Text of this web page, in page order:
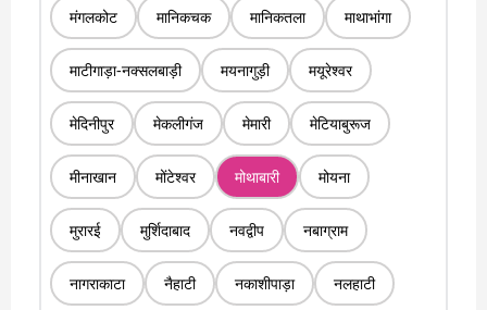
मंगलकोट मानिकचक मानिकतला माथाभांगा
माटीगाड़ा-नक्सलबाड़ी मयनागुड़ी मयूरेश्वर
मेदिनीपुर मेकलीगंज मेमारी मेटियाबुरूज
मीनाखान मोंटेश्वर मोथाबारी मोयना
मुरारई मुर्शिदाबाद नवद्वीप नबाग्राम
नागराकाटा नैहाटी नकाशीपाड़ा नलहाटी